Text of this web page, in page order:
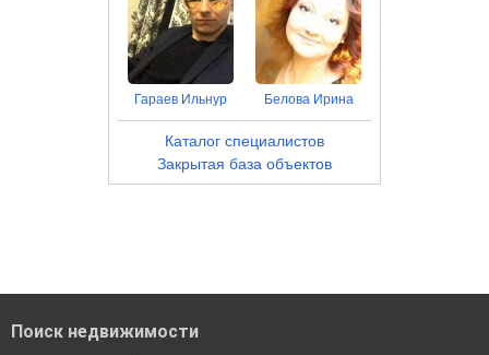
Гараев Ильнур Белова Ирина
Каталог специалистов
Закрытая база объектов
Поиск недвижимости